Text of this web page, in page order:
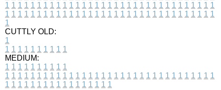
1 1 1 1 1 1 1 1 1 1 1 1 1 1 1 1 1 1 1 1 1 1 1 1 1 1 1 1 1 1 1 1 1
1 1 1 1 1 1 1 1 1 1 1 1 1 1 1 1 1 1 1 1 1 1 1 1 1 1 1 1 1 1 1 1 1
1
CUTTLY OLD:
1
1 1 1 1 1 1 1 1 1 1
MEDIUM:
1 1 1 1 1 1 1 1 1 1
1 1 1 1 1 1 1 1 1 1 1 1 1 1 1 1 1 1 1 1 1 1 1 1 1 1 1 1 1 1 1 1 1
1 1 1 1 1 1 1 1 1 1 1 1 1 1 1 1 1